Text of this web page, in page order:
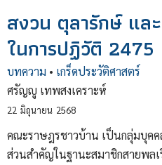
สงวน ตุลารักษ์ แล
ในการปฏิวัติ 2475
บทความ • เกร็ดประวัติศาสตร์
ศรัญญู เทพสงเคราะห์
22 มิถุนายน 2568
คณะราษฎรชาวบ้าน เป็นกลุ่มบุค
ส่วนสำคัญในฐานะสมาชิกสายพล